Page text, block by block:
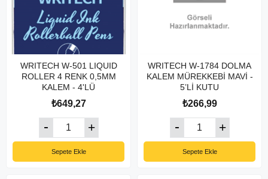
WRITECH W-501 LIQUID
ROLLER 4 RENK 0,5MM
KALEM - 4'LÜ
₺649,27
Sepete Ekle
WRITECH W-1784 DOLMA
KALEM MÜREKKEBİ MAVİ -
5’Lİ KUTU
₺266,99
Sepete Ekle